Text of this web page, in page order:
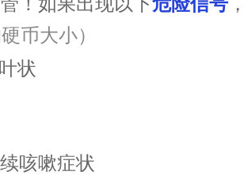
硬币大小）
状
咳嗽症状